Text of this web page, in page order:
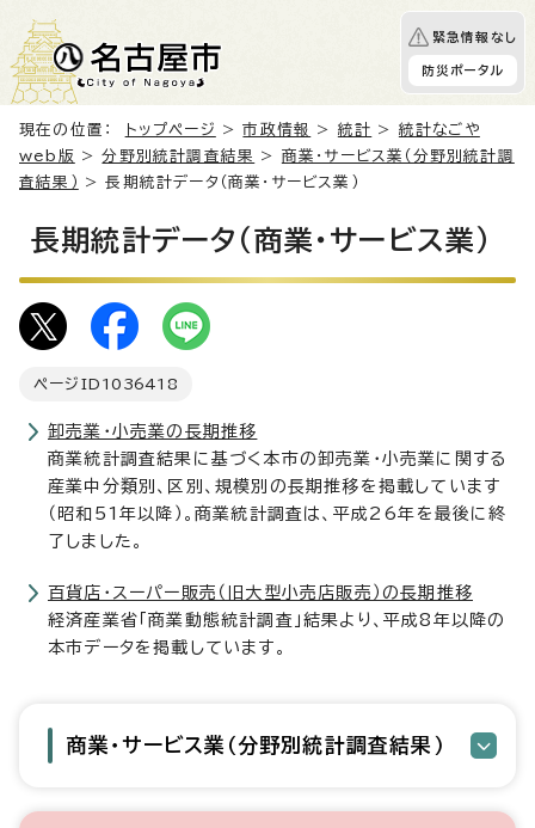
緊急情報なし
防災ポータル
現在の位置： トップページ >市政情報 > 統計 > 統計なごや
web版 >分野別統計調査結果 > 商業・サービス業（分野別統計調
査結果）
> 長期統計データ（商業・サービス業）
長期統計データ（商業・サービス業）
ページID 1036418
卸売業・小売業の長期推移
商業統計調査結果に基づく本市の卸売業・小売業に関する
産業中分類別、区別、規模別の長期推移を掲載しています
（昭和51年以降）。商業統計調査は、平成26年を最後に終
了しました。
百貨店・スーパー販売（旧大型小売店販売）の長期推移
経済産業省「商業動態統計調査」結果より、平成8年以降の
本市データを掲載しています。
商業・サービス業（分野別統計調査結果）